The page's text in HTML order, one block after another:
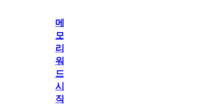
메
모
리
워
드
시
작